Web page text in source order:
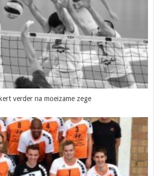
verder na moeizame zege